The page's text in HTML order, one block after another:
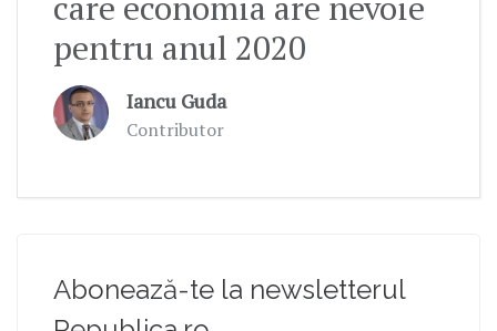
pentru anul 2020
Iancu Guda
Contributor
Abonează-te la newsletterul